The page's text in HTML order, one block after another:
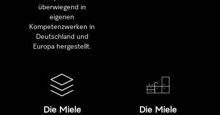
überwiegend in
eigenen
Kompetenzwerken in
Deutschland und
Europa hergestellt.
Die Miele
Die Miele